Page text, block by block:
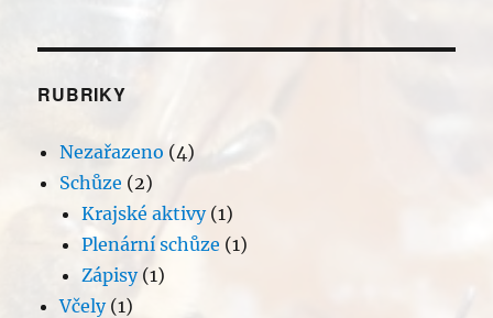
RUBRIKY
Nezařazeno (4)
Schůze (2)
Krajské aktivy(1)
Plenární schůze (1)
Zápisy(1)
Včely(1)